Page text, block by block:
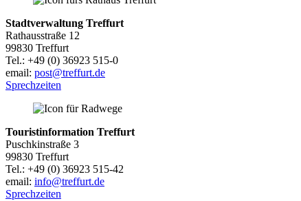
Stadtverwaltung Treffurt
Rathausstraße 12
99830 Treffurt
Tel.: +49 (0) 36923 515-0
email: post@treffurt.de
Sprechzeiten
Touristinformation Treffurt
Puschkinstraße 3
99830 Treffurt
Tel.: +49 (0) 36923 515-42
email: info@treffurt.de
Sprechzeiten